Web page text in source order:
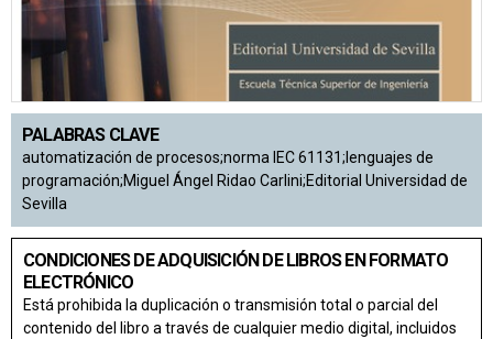
PALABRAS CLAVE
automatización de procesos;norma IEC 61131;lenguajes de
programación;Miguel Ángel Ridao Carlini;Editorial Universidad de
Sevilla
CONDICIONES DE ADQUISICIÓN DE LIBROS EN FORMATO
ELECTRÓNICO
Está prohibida la duplicación o transmisión total o parcial del
contenido del libro a través de cualquier medio digital, incluidos